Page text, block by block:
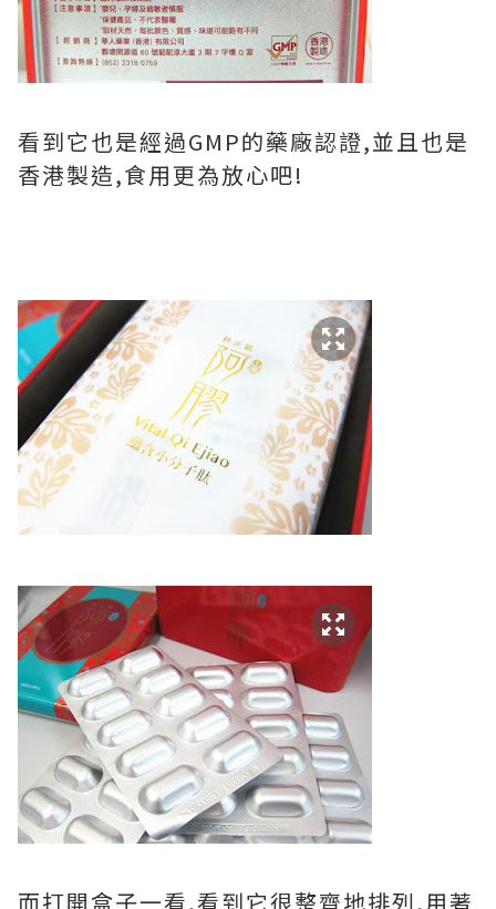
看到它也是經過GMP的藥廠認證,並且也是
香港製造,食用更為放心吧!
而打開盒子一看,看到它很整齊地排列,用著